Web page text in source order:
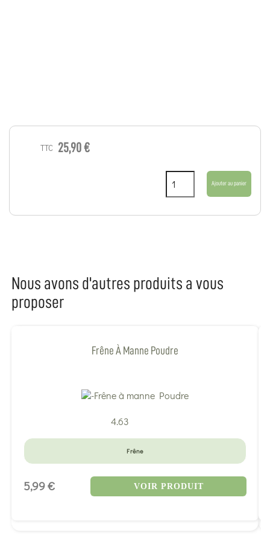
TTC 25,90 €
Ajouter au panier
Nous avons d'autres produits a vous
proposer
Frêne À Manne Poudre
4.63
Frêne
5,99 € VOIR PRODUIT